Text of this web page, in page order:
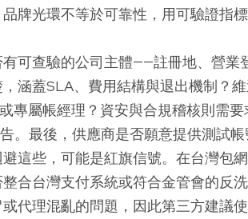
牌光環不等於可靠性，用可驗證指標
可查驗的公司主體——註冊地、營業
涵蓋SLA、費用結構與退出機制？
專屬帳經理？資安與合規稽核則需要
。最後，供應商是否願意提供測試
這些，可能是紅旗信號。在台灣包
合台灣支付系統或符合金管會的反
代理混亂的問題，因此第三方建議